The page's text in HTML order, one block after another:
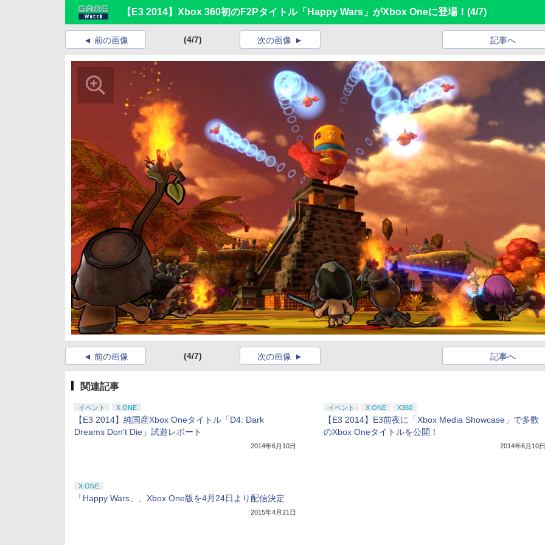
【E3 2014】Xbox 360初のF2Pタイトル「Happy Wars」がXbox Oneに登場！ (4/7)
前の画像 (4/7) 記事へ
次の画像
前の画像 (4/7) 記事へ
次の画像
関連記事
イベント X ONE
【E3 2014】純国産Xbox Oneタイトル「D4: Dark
Dreams Don't Die」試遊レポート
2014年6月10日
イベント X ONE X360
【E3 2014】E3前夜に「Xbox Media Showcase」で多数
のXbox Oneタイトルを公開！
2014年6月10日
X ONE
「Happy Wars」、Xbox One版を4月24日より配信決定
2015年4月21日